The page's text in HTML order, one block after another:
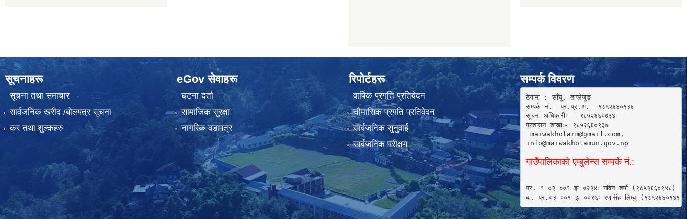
सूचनाहरू
सूचना तथा समाचार
सार्वजनिक खरीद /बोलपत्र सूचना
कर तथा शुल्कहरु
eGov सेवाहरू
घटना दर्ता
सामाजिक सुरक्षा
नागरिक वडापत्र
रिपोर्टहरू
वार्षिक प्रगति प्रतिवेदन
चौमासिक प्रगति प्रतिवेदन
सार्वजनिक सुनुवाई
सार्वजनिक परीक्षण
सम्पर्क विवरण
ठेगाना : साँघु, ताप्लेजुङ
सम्पर्क नं.- प्र.प्र.अ.- ९८५२६६०९३६
सूचना अधिकारीः-  ९८५२६६०७३४
प्रशासन शाखाः- ९८५२६६०९३७
maiwakholarm@gmail.com,
info@maiwakholamun.gov.np
गाउँपालिकाको एम्बुलेन्स सम्पर्क नं.:
प्र. १ ०२ ००१ झ ०२२४ः नविन शर्पा (९८५२६६०९४८)
बा. प्र.०३-००१ झ ००९६ः रणसिंह लिम्बु (९८५२६६०९४९)